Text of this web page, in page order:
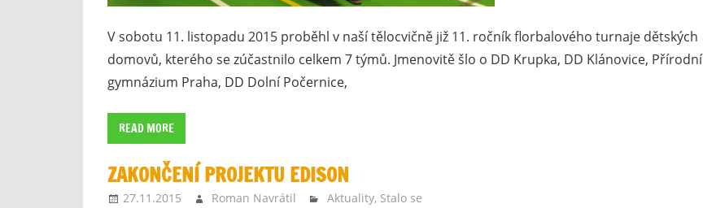
V sobotu 11. listopadu 2015 proběhl v naší tělocvičně již 11. ročník florbalového turnaje dětských
domovů, kterého se zúčastnilo celkem 7 týmů. Jmenovitě šlo o DD Krupka, DD Klánovice, Přírodní
gymnázium Praha, DD Dolní Počernice,
READ MORE
ZAKONČENÍ PROJEKTU EDISON
27.11.2015 Roman Navrátil Aktuality, Stalo se